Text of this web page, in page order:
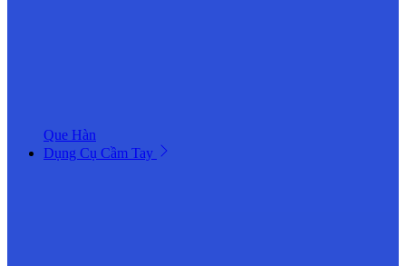
Que Hàn
Dụng Cụ Cầm Tay